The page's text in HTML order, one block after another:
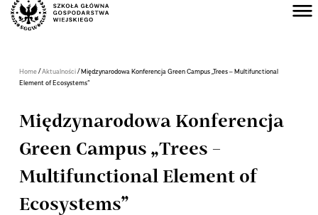
Home/Aktualności/Międzynarodowa Konferencja Green Campus „Trees – Multifunctional
Element of Ecosystems”
Międzynarodowa Konferencja
Green Campus „Trees –
Multifunctional Element of
Ecosystems”